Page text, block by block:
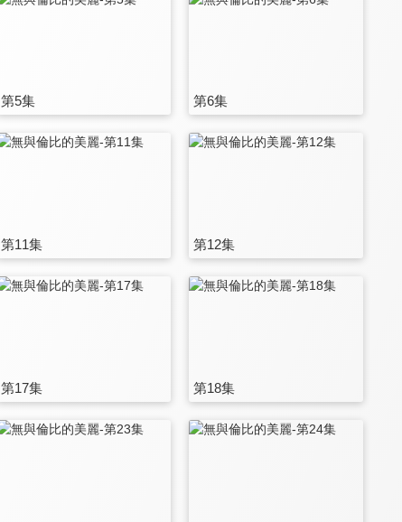
第5集 第6集
第11集 第12集
第17集 第18集